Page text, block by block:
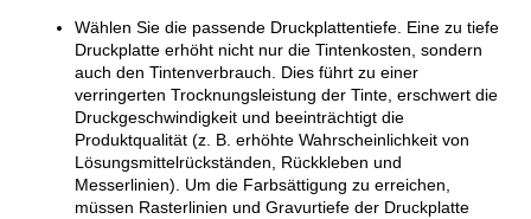
Wählen Sie die passende Druckplattentiefe. Eine zu tiefe
Druckplatte erhöht nicht nur die Tintenkosten, sondern
auch den Tintenverbrauch. Dies führt zu einer
verringerten Trocknungsleistung der Tinte, erschwert die
Druckgeschwindigkeit und beeinträchtigt die
Produktqualität (z. B. erhöhte Wahrscheinlichkeit von
Lösungsmittelrückständen, Rückkleben und
Messerlinien). Um die Farbsättigung zu erreichen,
müssen Rasterlinien und Gravurtiefe der Druckplatte